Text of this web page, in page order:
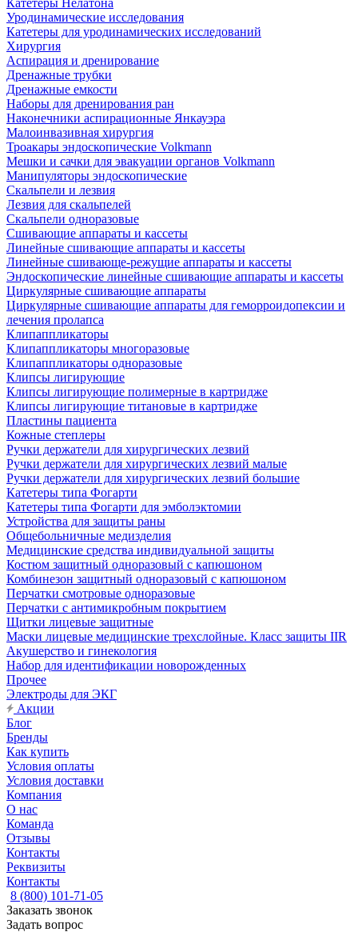
Катетеры Нелатона
Уродинамические исследования
Катетеры для уродинамических исследований
Хирургия
Аспирация и дренирование
Дренажные трубки
Дренажные емкости
Наборы для дренирования ран
Наконечники аспирационные Янкауэра
Малоинвазивная хирургия
Троакары эндоскопические Volkmann
Мешки и сачки для эвакуации органов Volkmann
Манипуляторы эндоскопические
Скальпели и лезвия
Лезвия для скальпелей
Скальпели одноразовые
Сшивающие аппараты и кассеты
Линейные сшивающие аппараты и кассеты
Линейные сшивающе-режущие аппараты и кассеты
Эндоскопические линейные сшивающие аппараты и кассеты
Циркулярные сшивающие аппараты
Циркулярные сшивающие аппараты для геморроидопексии и
лечения пролапса
Клипаппликаторы
Клипаппликаторы многоразовые
Клипаппликаторы одноразовые
Клипсы лигирующие
Клипсы лигирующие полимерные в картридже
Клипсы лигирующие титановые в картридже
Пластины пациента
Кожные степлеры
Ручки держатели для хирургических лезвий
Ручки держатели для хирургических лезвий малые
Ручки держатели для хирургических лезвий большие
Катетеры типа Фогарти
Катетеры типа Фогарти для эмболэктомии
Устройства для защиты раны
Общебольничные медизделия
Медицинские средства индивидуальной защиты
Костюм защитный одноразовый с капюшоном
Комбинезон защитный одноразовый с капюшоном
Перчатки смотровые одноразовые
Перчатки с антимикробным покрытием
Щитки лицевые защитные
Маски лицевые медицинские трехслойные. Класс защиты IIR
Акушерство и гинекология
Набор для идентификации новорожденных
Прочее
Электроды для ЭКГ
Акции
Блог
Бренды
Как купить
Условия оплаты
Условия доставки
Компания
О нас
Команда
Отзывы
Контакты
Реквизиты
Контакты
8 (800) 101-71-05
Заказать звонок
Задать вопрос